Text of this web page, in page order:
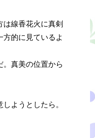
線香花火に真剣
的に見ているよ
真美の位置から
ようとしたら。